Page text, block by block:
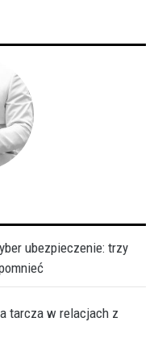
ubezpieczenie: trzy
tarcza w relacjach z